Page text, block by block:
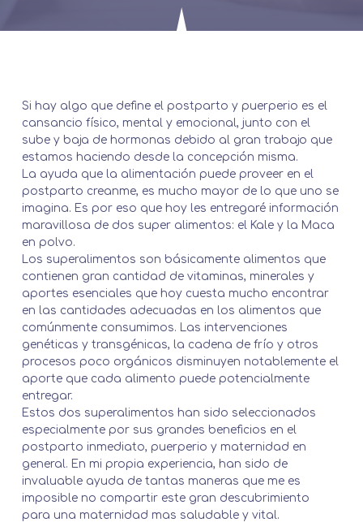
Si hay algo que define el postparto y puerperio es el
cansancio físico, mental y emocional, junto con el
sube y baja de hormonas debido al gran trabajo que
estamos haciendo desde la concepción misma.
La ayuda que la alimentación puede proveer en el
postparto creanme, es mucho mayor de lo que uno se
imagina. Es por eso que hoy les entregaré información
maravillosa de dos super alimentos: el Kale y la Maca
en polvo.
Los superalimentos son básicamente alimentos que
contienen gran cantidad de vitaminas, minerales y
aportes esenciales que hoy cuesta mucho encontrar
en las cantidades adecuadas en los alimentos que
comúnmente consumimos. Las intervenciones
genéticas y transgénicas, la cadena de frío y otros
procesos poco orgánicos disminuyen notablemente el
aporte que cada alimento puede potencialmente
entregar.
Estos dos superalimentos han sido seleccionados
especialmente por sus grandes beneficios en el
postparto inmediato, puerperio y maternidad en
general. En mi propia experiencia, han sido de
invaluable ayuda de tantas maneras que me es
imposible no compartir este gran descubrimiento
para una maternidad mas saludable y vital.